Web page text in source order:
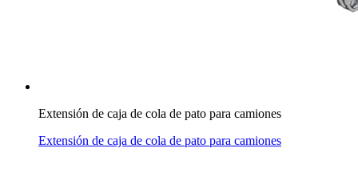
Extensión de caja de cola de pato para camiones
Extensión de caja de cola de pato para camiones